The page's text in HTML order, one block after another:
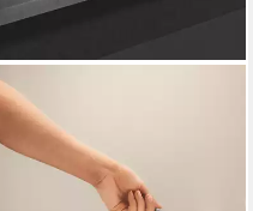
GROHE
Waschtischarmatur Lineare
Einhand-Waschtischbatterie
XL-Size